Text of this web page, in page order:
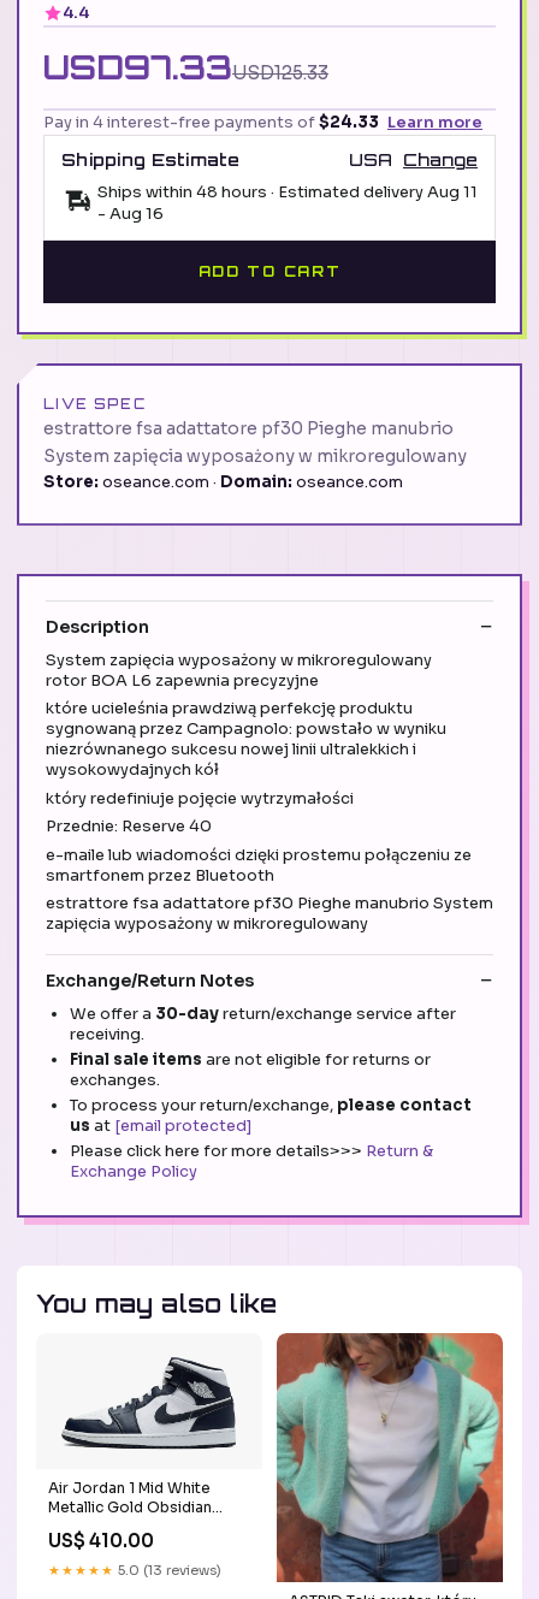
4.4
USD97.33USD125.33
Pay in 4 interest-free payments of$24.33 Learn more
Shipping Estimate
USA
Change
Ships within 48 hours · Estimated deliveryAug 11
- Aug 16
ADD TO CART
LIVE SPEC
estrattore fsa adattatore pf30 Pieghe manubrio
System zapięcia wyposażony w mikroregulowany
Store: oseance.com · Domain: oseance.com
Description
System zapięcia wyposażony w mikroregulowany
rotor BOA L6 zapewnia precyzyjne
które ucieleśnia prawdziwą perfekcję produktu
sygnowaną przez Campagnolo: powstało w wyniku
niezrównanego sukcesu nowej linii ultralekkich i
wysokowydajnych kół
który redefiniuje pojęcie wytrzymałości
Przednie: Reserve 40
e-maile lub wiadomości dzięki prostemu połączeniu ze
smartfonem przez Bluetooth
estrattore fsa adattatore pf30 Pieghe manubrio System
zapięcia wyposażony w mikroregulowany
Exchange/Return Notes
We offer a 30-dayreturn/exchange service after
receiving.
Final sale items are not eligible for returns or
exchanges.
To process your return/exchange, please contact
us at [email protected]
Please click here for more details>>> Return &
Exchange Policy
You may also like
Air Jordan 1 Mid White
Metallic Gold Obsidian
US$ 410.00
★★★★★ 5.0 (13 reviews)